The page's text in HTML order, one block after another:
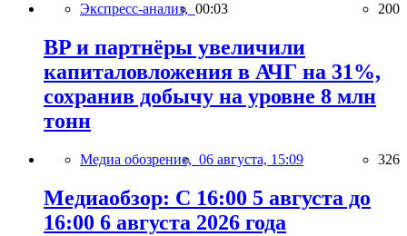
Экспресс-анализ, 00:03 200
BP и партнёры увеличили
капиталовложения в АЧГ на 31%,
сохранив добычу на уровне 8 млн
тонн
Медиа обозрение, 06 августа, 15:09 326
Медиаобзор: С 16:00 5 августа до
16:00 6 августа 2026 года